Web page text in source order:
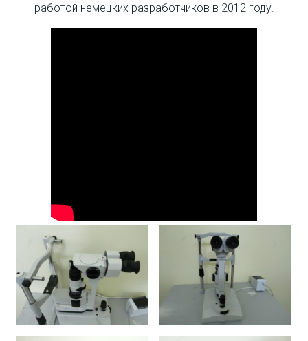
работой немецких разработчиков в 2012 году.